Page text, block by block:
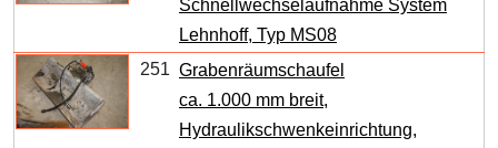
Schnellwechselaufnahme System
Lehnhoff, Typ MS08
251 Grabenräumschaufel
ca. 1.000 mm breit,
Hydraulikschwenkeinrichtung,